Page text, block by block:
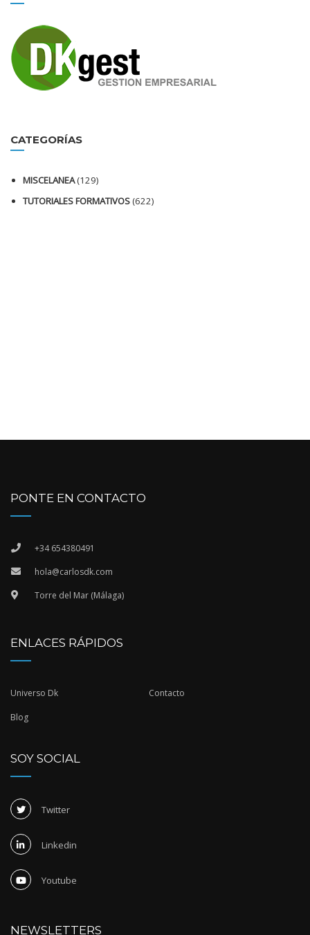
CATEGORÍAS
MISCELANEA(129)
TUTORIALES FORMATIVOS(622)
PONTE EN CONTACTO
+34 654380491
hola@carlosdk.com
Torre del Mar (Málaga)
ENLACES RÁPIDOS
Universo Dk Contacto
Blog
SOY SOCIAL
Twitter
Linkedin
Youtube
NEWSLETTERS